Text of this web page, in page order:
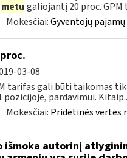
metu galiojantį 20 proc. GPM
Mokesčiai:Gyventojų
03-08
tarifas gali būti taikomas
pardavimui.
Mokesčiai: Pridėtinės vertės
išmoka autorinį